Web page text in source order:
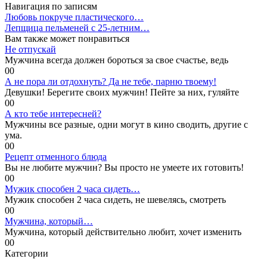
Навигация по записям
Любовь покруче пластического…
Лепщица пельменей с 25-летним…
Вам также может понравиться
Не отпускай
Мужчина всегда должен бороться за свое счастье, ведь
00
А не пора ли отдохнуть? Да не тебе, парню твоему!
Девушки! Берегите своих мужчин! Пейте за них, гуляйте
00
А кто тебе интересней?
Мужчины все разные, одни могут в кино сводить, другие с
ума.
00
Рецепт отменного блюда
Вы не любите мужчин? Вы просто не умеете их готовить!
00
Мужик способен 2 часа сидеть…
Мужик способен 2 часа сидеть, не шевелясь, смотреть
00
Мужчина, который…
Мужчина, который действительно любит, хочет изменить
00
Категории